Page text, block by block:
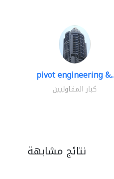
pivot engineering &..
كبار المقاوليين
نتائج مشابهة